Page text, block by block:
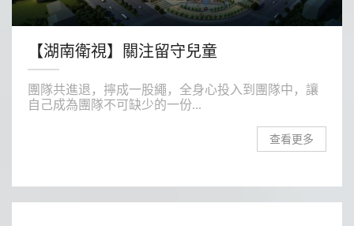
【湖南衛視】關注留守兒童
團隊共進退，擰成一股繩，全身心投入到團隊中，讓
自己成為團隊不可缺少的一份...
查看更多